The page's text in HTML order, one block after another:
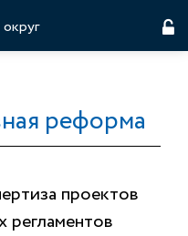
реформа
проектов
регламентов